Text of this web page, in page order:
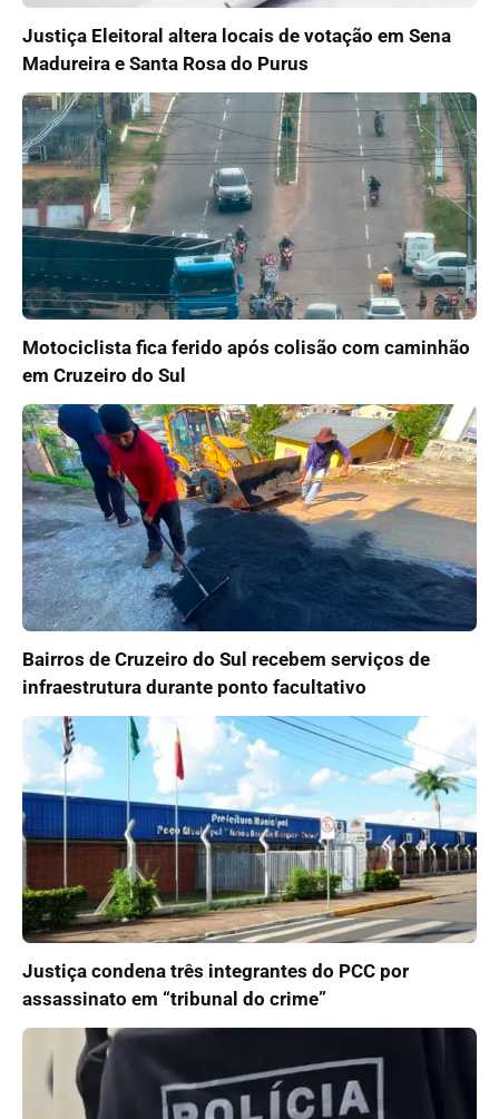
Justiça Eleitoral altera locais de votação em Sena
Madureira e Santa Rosa do Purus
Motociclista fica ferido após colisão com caminhão
em Cruzeiro do Sul
Bairros de Cruzeiro do Sul recebem serviços de
infraestrutura durante ponto facultativo
Justiça condena três integrantes do PCC por
assassinato em “tribunal do crime”